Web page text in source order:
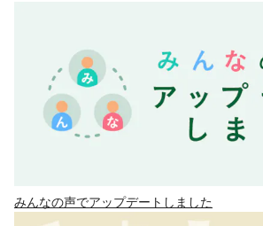
みんなの声でアップデートしました